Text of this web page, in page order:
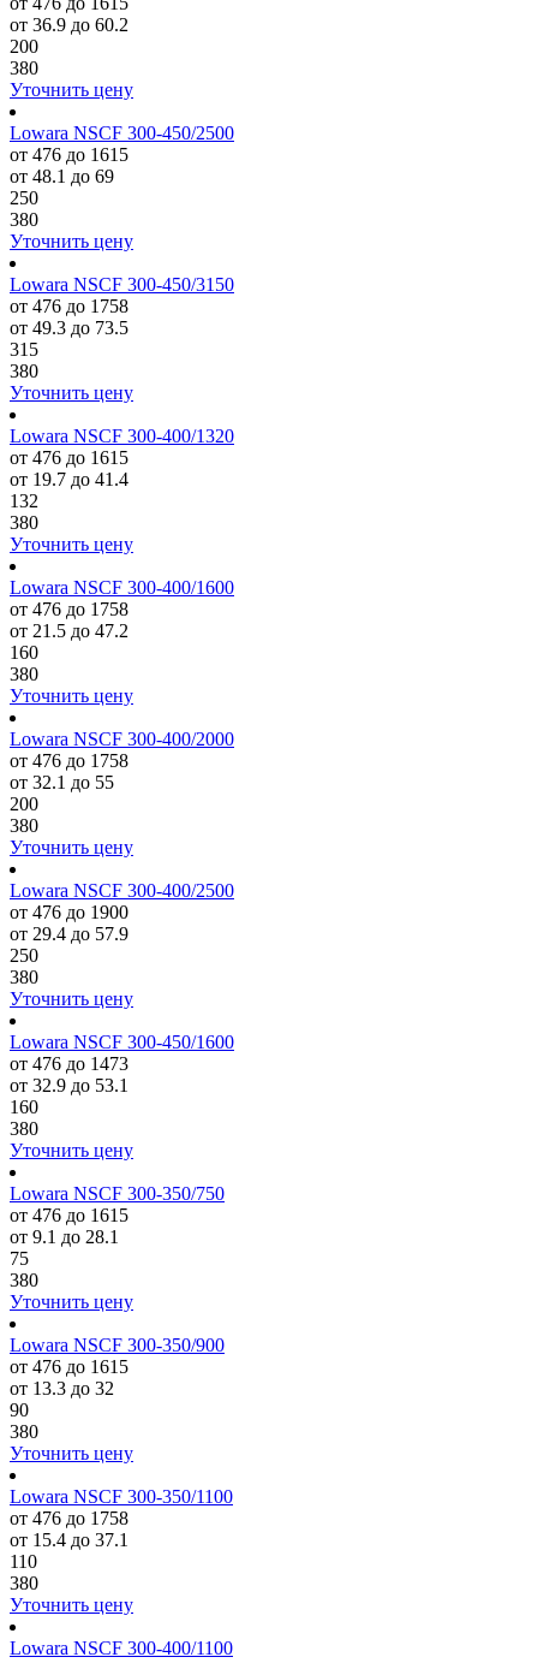
от 36.9 до 60.2
200
380
Уточнить цену
Lowara NSCF 300-450/2500
от 476 до 1615
от 48.1 до 69
250
380
Уточнить цену
Lowara NSCF 300-450/3150
от 476 до 1758
от 49.3 до 73.5
315
380
Уточнить цену
Lowara NSCF 300-400/1320
от 476 до 1615
от 19.7 до 41.4
132
380
Уточнить цену
Lowara NSCF 300-400/1600
от 476 до 1758
от 21.5 до 47.2
160
380
Уточнить цену
Lowara NSCF 300-400/2000
от 476 до 1758
от 32.1 до 55
200
380
Уточнить цену
Lowara NSCF 300-400/2500
от 476 до 1900
от 29.4 до 57.9
250
380
Уточнить цену
Lowara NSCF 300-450/1600
от 476 до 1473
от 32.9 до 53.1
160
380
Уточнить цену
Lowara NSCF 300-350/750
от 476 до 1615
от 9.1 до 28.1
75
380
Уточнить цену
Lowara NSCF 300-350/900
от 476 до 1615
от 13.3 до 32
90
380
Уточнить цену
Lowara NSCF 300-350/1100
от 476 до 1758
от 15.4 до 37.1
110
380
Уточнить цену
Lowara NSCF 300-400/1100